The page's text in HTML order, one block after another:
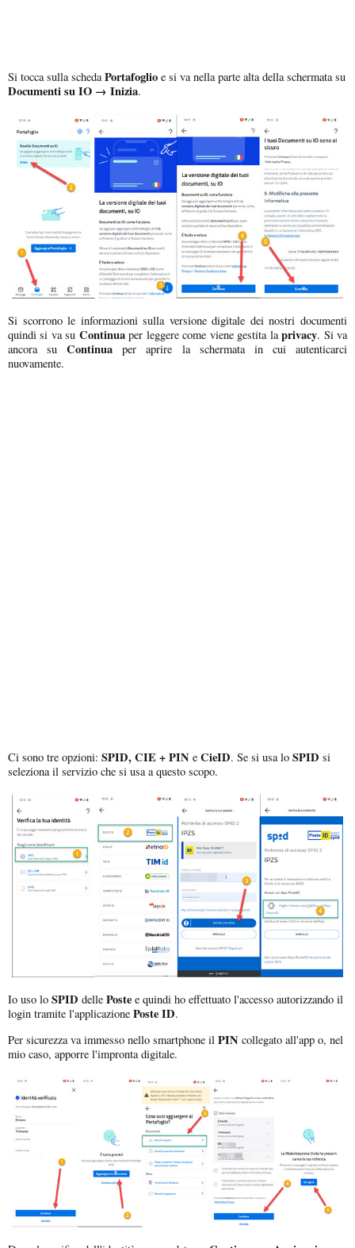
Si tocca sulla schedaPortafoglio e si va nella parte alta della schermata su
Documenti su IO → Inizia.
Si scorrono le informazioni sulla versione digitale dei nostri documenti
quindi si va su Continuaper leggere come viene gestita laprivacy. Si va
ancora suContinuaper aprire la schermata in cui autenticarci
nuovamente.
Ci sono tre opzioni: SPID, CIE + PIN e CieID. Se si usa lo SPID si
seleziona il servizio che si usa a questo scopo.
Io uso lo SPID delle Poste e quindi ho effettuato l'accesso autorizzando il
login tramite l'applicazione Poste ID.
Per sicurezza va immesso nello smartphone il PIN collegato all'app o, nel
mio caso, apporre l'impronta digitale.